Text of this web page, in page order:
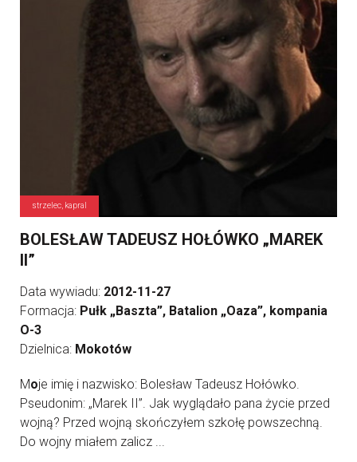
strzelec, kapral
BOLESŁAW TADEUSZ HOŁÓWKO „MAREK
II”
Data wywiadu: 2012-11-27
Formacja: Pułk „Baszta”, Batalion „Oaza”, kompania
O-3
Dzielnica: Mokotów
Moje imię i nazwisko: Bolesław Tadeusz Hołówko.
Pseudonim: „Marek II”. Jak wyglądało pana życie przed
wojną? Przed wojną skończyłem szkołę powszechną.
Do wojny miałem zalicz ...